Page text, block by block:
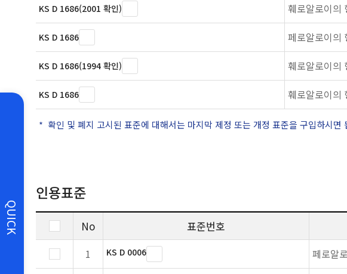
QUICK
KS D 1686(2001 확인) 훼로알로이의
KS D 1686 페로알로이의
KS D 1686(1994 확인) 훼로알로이의
KS D 1686 훼로알로이의
확인 및 폐지 고시된 표준에 대해서는 마지막 제정 또는 개정 표준을 구입하시면
인용표준
No 표준번호
1 KS D 0006 페로알